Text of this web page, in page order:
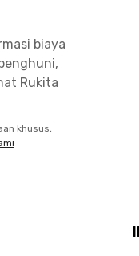
biaya
Rukita
khusus,